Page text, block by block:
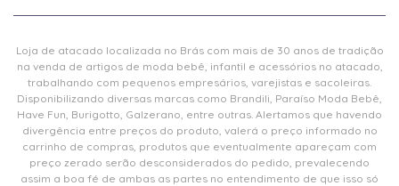
Loja de atacado localizada no Brás com mais de 30 anos de tradição
na venda de artigos de moda bebê, infantil e acessórios no atacado,
trabalhando com pequenos empresários, varejistas e sacoleiras.
Disponibilizando diversas marcas como Brandili, Paraíso Moda Bebê,
Have Fun, Burigotto, Galzerano, entre outras. Alertamos que havendo
divergência entre preços do produto, valerá o preço informado no
carrinho de compras, produtos que eventualmente apareçam com
preço zerado serão desconsiderados do pedido, prevalecendo
assim a boa fé de ambas as partes no entendimento de que isso só